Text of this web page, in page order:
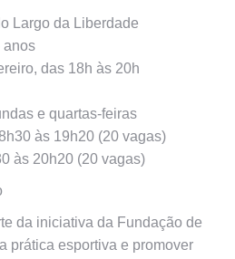
Largo da Liberdade
anos
das 18h às 20h
e quartas-feiras
às 19h20 (20 vagas)
às 20h20 (20 vagas)
da iniciativa da Fundação de
prática esportiva e promover